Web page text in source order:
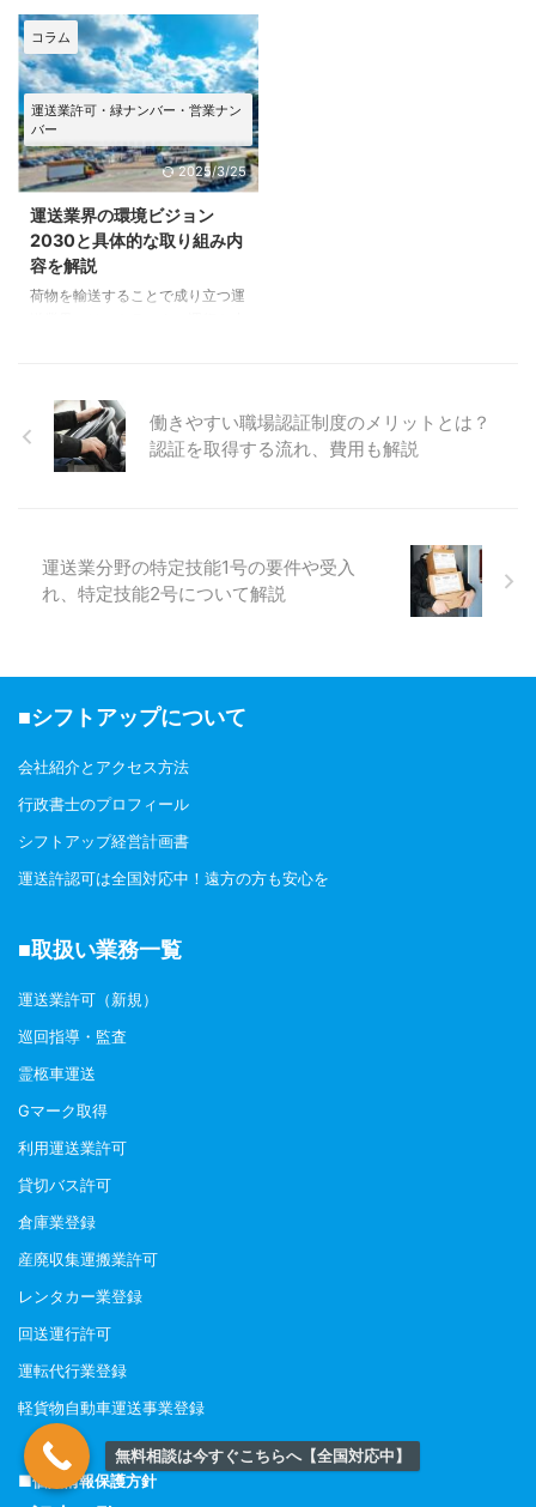
送事業の許可を得る必要がありま
す。 ...
平成18年に国土交通省から発令さ
れた運輸安全マネジメント制度
は、国土交通省と運輸事業者が一
体となって安全確保に取り組む大
きな改革でした。 この記事で
は、運輸安全マネジメント制度に
ついて詳しく解説していますの
で、ぜひ参考にしてください。
まずは、運輸安全マネジメント制
度の概要と発令の背景について解
説します。 運輸安全マネジメン
ト制度とは？ 運輸安全マネジメ
ント制度とは、運輸の安全性の向
コラム
運送業許可・緑ナンバー・営業ナン
バー
2025/3/25
運送業界の環境ビジョン
2030と具体的な取り組み内
容を解説
荷物を輸送することで成り立つ運
持続可能な輸送体制を構築し、環
境保護に寄与することを目指す取
り組みとして、「トラック運送業
標や施策、そしてそれを実現する
ための具体的な取り組み内容につ
いて、わかりやすく解説します。
の環境ビジョン2030 ...
働きやすい職場認証制度のメリットとは？
認証を取得する流れ、費用も解説
運送業分野の特定技能1号の要件や受入
れ、特定技能2号について解説
■シフトアップについて
会社紹介とアクセス方法
行政書士のプロフィール
シフトアップ経営計画書
運送許認可は全国対応中！遠方の方も安心を
■取扱い業務一覧
運送業許可（新規）
巡回指導・監査
霊柩車運送
Gマーク取得
利用運送業許可
貸切バス許可
倉庫業登録
産廃収集運搬業許可
レンタカー業登録
回送運行許可
運転代行業登録
軽貨物自動車運送事業登録
■個人情報保護方針
無料相談は今すぐこちらへ【全国対応中】